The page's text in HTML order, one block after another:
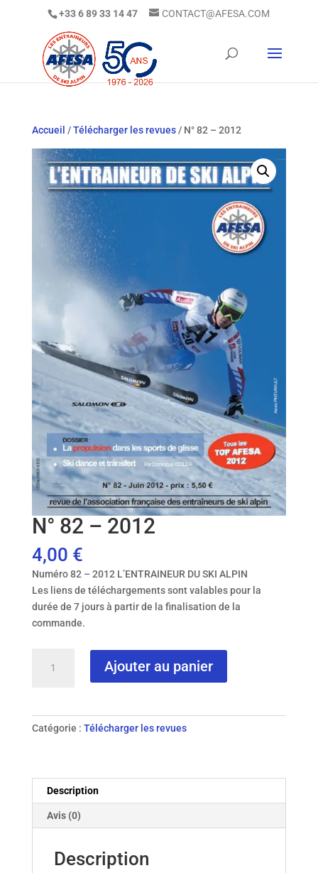
+33 6 89 33 14 47 CONTACT@AFESA.COM
Accueil /Télécharger les revues/ N° 82 – 2012
N° 82 – 2012
4,00 €
Numéro 82 – 2012 L’ENTRAINEUR DU SKI ALPIN
Les liens de téléchargements sont valables pour la
durée de 7 jours à partir de la finalisation de la
commande.
Ajouter au panier
Catégorie : Télécharger les revues
Description
Avis (0)
Description